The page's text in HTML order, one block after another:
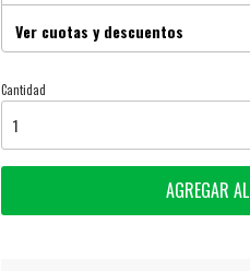
Ver cuotas y descuentos
Cantidad
AGREGAR